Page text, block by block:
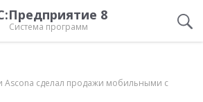
8
Система программ
Ascona сделал продажи мобильными с